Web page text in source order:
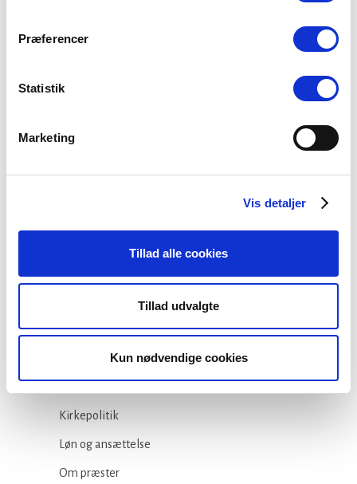
Præferencer
Statistik
Marketing
Vis detaljer
Tillad alle cookies
Tillad udvalgte
Kun nødvendige cookies
Blogindlæg
Folkekirken
Kirkepolitik
Løn og ansættelse
Om præster